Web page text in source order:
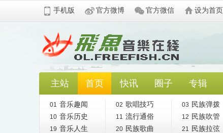
手机版 官方微博 官方微信 设为首页
主站 首页 快讯 圈子 专辑
01 音乐趣闻 02 歌唱技巧 03 民族弹拨
10 音乐历史 11 流行通俗 12 民族吹管
19 音乐人生 20 民族歌曲 21 民族拉弦